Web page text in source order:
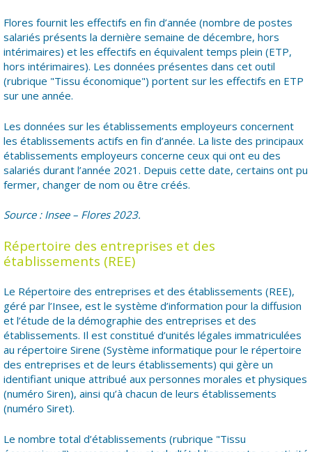
Flores fournit les effectifs en fin d’année (nombre de postes
salariés présents la dernière semaine de décembre, hors
intérimaires) et les effectifs en équivalent temps plein (ETP,
hors intérimaires). Les données présentes dans cet outil
(rubrique "Tissu économique") portent sur les effectifs en ETP
sur une année.
Les données sur les établissements employeurs concernent
les établissements actifs en fin d’année. La liste des principaux
établissements employeurs concerne ceux qui ont eu des
salariés durant l’année 2021. Depuis cette date, certains ont pu
fermer, changer de nom ou être créés.
Source : Insee – Flores 2023.
Répertoire des entreprises et des
établissements (REE)
Le Répertoire des entreprises et des établissements (REE),
géré par l’Insee, est le système d’information pour la diffusion
et l’étude de la démographie des entreprises et des
établissements. Il est constitué d’unités légales immatriculées
au répertoire Sirene (Système informatique pour le répertoire
des entreprises et de leurs établissements) qui gère un
identifiant unique attribué aux personnes morales et physiques
(numéro Siren), ainsi qu’à chacun de leurs établissements
(numéro Siret).
Le nombre total d’établissements (rubrique "Tissu